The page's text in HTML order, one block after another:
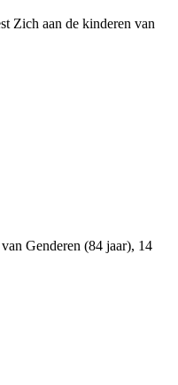
Zich aan de kinderen van
Genderen (84 jaar), 14